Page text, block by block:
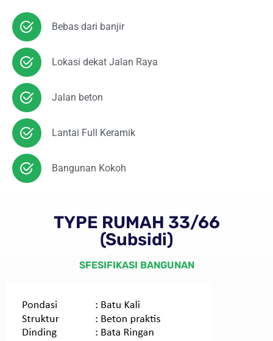
Bebas dari banjir
Lokasi dekat Jalan Raya
Jalan beton
Lantai Full Keramik
Bangunan Kokoh
TYPE RUMAH 33/66
(Subsidi)
SFESIFIKASI BANGUNAN